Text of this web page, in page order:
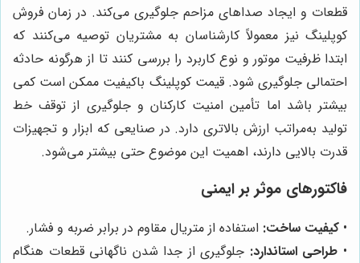
قطعات و ایجاد صداهای مزاحم جلوگیری می‌کند. در زمان فروش
کوپلینگ نیز معمولاً کارشناسان به مشتریان توصیه می‌کنند که
ابتدا ظرفیت موتور و نوع کاربرد را بررسی کنند تا از هرگونه حادثه
احتمالی جلوگیری شود. قیمت کوپلینگ باکیفیت ممکن است کمی
بیشتر باشد اما تأمین امنیت کارکنان و جلوگیری از توقف خط
تولید به‌مراتب ارزش بالاتری دارد. در صنایعی که ابزار و تجهیزات
قدرت بالایی دارند، اهمیت این موضوع حتی بیشتر می‌شود.
فاکتورهای موثر بر ایمنی
• کیفیت ساخت: استفاده از متریال مقاوم در برابر ضربه و فشار.
• طراحی استاندارد: جلوگیری از جدا شدن ناگهانی قطعات هنگام